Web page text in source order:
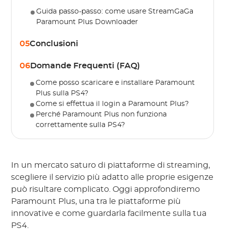
Guida passo-passo: come usare StreamGaGa
Paramount Plus Downloader
05Conclusioni
06Domande Frequenti (FAQ)
Come posso scaricare e installare Paramount
Plus sulla PS4?
Come si effettua il login a Paramount Plus?
Perché Paramount Plus non funziona
correttamente sulla PS4?
In un mercato saturo di piattaforme di streaming,
scegliere il servizio più adatto alle proprie esigenze
può risultare complicato. Oggi approfondiremo
Paramount Plus, una tra le piattaforme più
innovative e come guardarla facilmente sulla tua
PS4.